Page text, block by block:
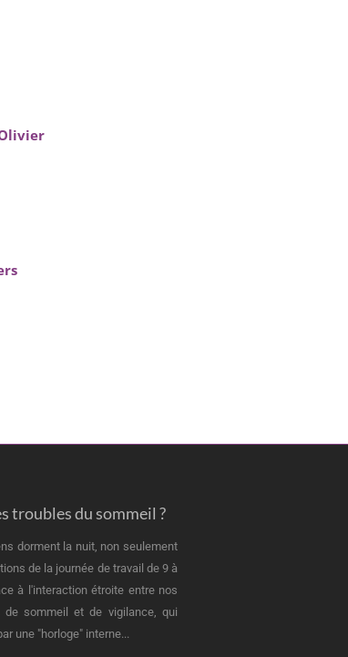
troubles du sommeil ?
dorment la nuit, non seulement
de la journée de travail de 9 à
à l'interaction étroite entre nos
de sommeil et de vigilance, qui
une "horloge" interne...